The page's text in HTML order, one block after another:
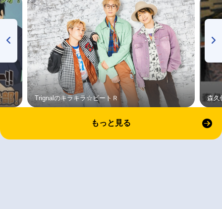
Trignalのキラキラ☆ビートＲ 森久
もっと見る